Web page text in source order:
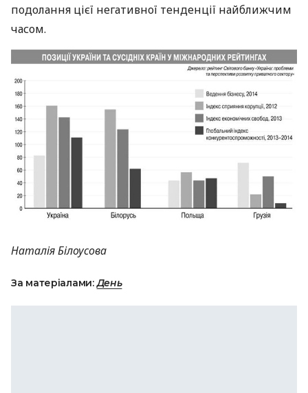
подолання цієї негативної тенденції найближчим
часом.
Наталія Білоусова
За матеріалами:День